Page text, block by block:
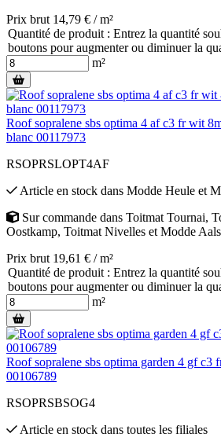
Prix brut 14,79 € / m²
Quantité de produit : Entrez la quantité
boutons pour augmenter ou diminuer la
m²
Roof sopralene sbs optima 4 af c3 fr wit
blanc 00117973
RSOPRSLOPT4AF
Article en stock dans Modde Heule et
Sur commande dans Toitmat Tournai,
Oostkamp, Toitmat Nivelles et Modde
Prix brut 19,61 € / m²
Quantité de produit : Entrez la quantité
boutons pour augmenter ou diminuer la
m²
Roof sopralene sbs optima garden 4 gf c3
00106789
RSOPRSBSOG4
Article en stock dans toutes les filiales